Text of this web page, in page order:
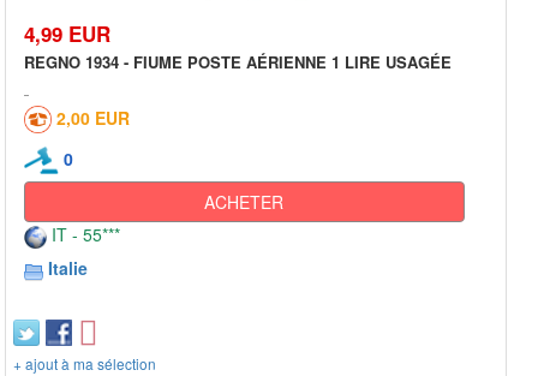
4,99 EUR
REGNO 1934 - FIUME POSTE AÉRIENNE 1 LIRE USAGÉE
2,00 EUR
0
ACHETER
IT - 55***
Italie
+ ajout à ma sélection